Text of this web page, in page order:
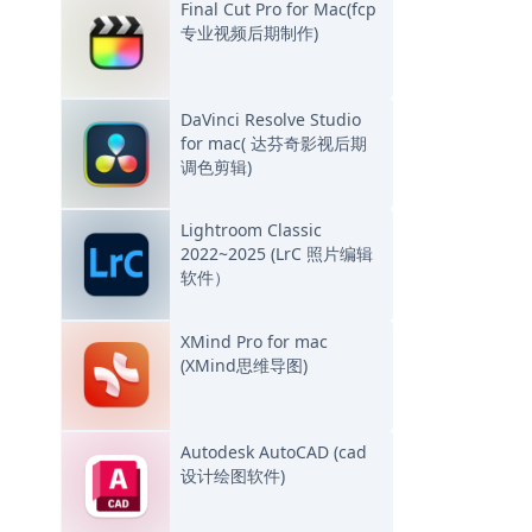
Final Cut Pro for Mac(fcp
专业视频后期制作)
DaVinci Resolve Studio
for mac( 达芬奇影视后期
调色剪辑)
Lightroom Classic
2022~2025 (LrC 照片编辑
软件）
XMind Pro for mac
(XMind思维导图)
Autodesk AutoCAD (cad
设计绘图软件)